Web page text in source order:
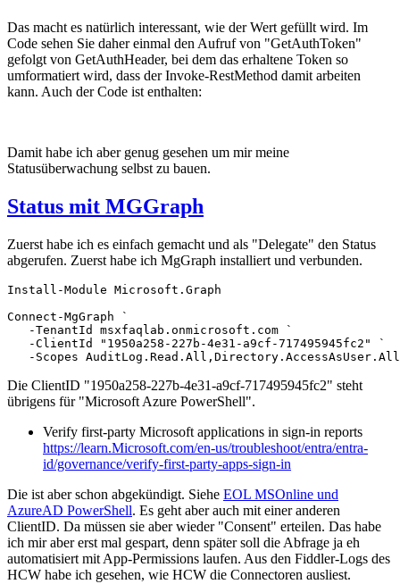
Das macht es natürlich interessant, wie der Wert gefüllt wird. Im
Code sehen Sie daher einmal den Aufruf von "GetAuthToken"
gefolgt von GetAuthHeader, bei dem das erhaltene Token so
umformatiert wird, dass der Invoke-RestMethod damit arbeiten
kann. Auch der Code ist enthalten:
Damit habe ich aber genug gesehen um mir meine
Statusüberwachung selbst zu bauen.
Status mit MGGraph
Zuerst habe ich es einfach gemacht und als "Delegate" den Status
abgerufen. Zuerst habe ich MgGraph installiert und verbunden.
Install-Module Microsoft.Graph
Connect-MgGraph `
   -TenantId msxfaqlab.onmicrosoft.com `
   -ClientId "1950a258-227b-4e31-a9cf-717495945fc2" `
-Scopes
Die ClientID "1950a258-227b-4e31-a9cf-717495945fc2" steht
übrigens für "Microsoft Azure PowerShell".
Verify first-party Microsoft applications in sign-in reports
https://learn.Microsoft.com/en-us/troubleshoot/entra/entra-
id/governance/verify-first-party-apps-sign-in
Die ist aber schon abgekündigt. Siehe EOL MSOnline und
AzureAD PowerShell. Es geht aber auch mit einer anderen
ClientID. Da müssen sie aber wieder "Consent" erteilen. Das habe
ich mir aber erst mal gespart, denn später soll die Abfrage ja eh
automatisiert mit App-Permissions laufen. Aus den Fiddler-Logs des
HCW habe ich gesehen, wie HCW die Connectoren ausliest.